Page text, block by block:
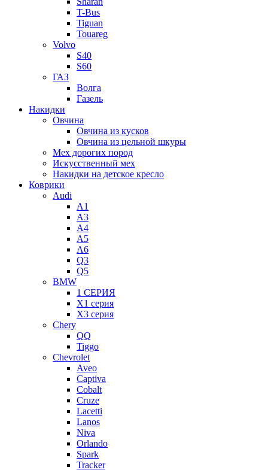
T-Bus
Tiguan
Touareg
Volvo
S40
S60
ГАЗ
Волга
Газель
Накидки
Овчина
Овчина из кусков
Овчина из цельной шкуры
Мех дорогих пород
Искусственный мех
Накидки на детское кресло
Коврики
Audi
A1
A3
A4
A5
A6
Q3
Q5
BMW
1 СЕРИЯ
X1 серия
X3 серия
Chery
QQ
Tiggo
Chevrolet
Aveo
Captiva
Cobalt
Cruze
Lacetti
Lanos
Niva
Orlando
Spark
Tracker